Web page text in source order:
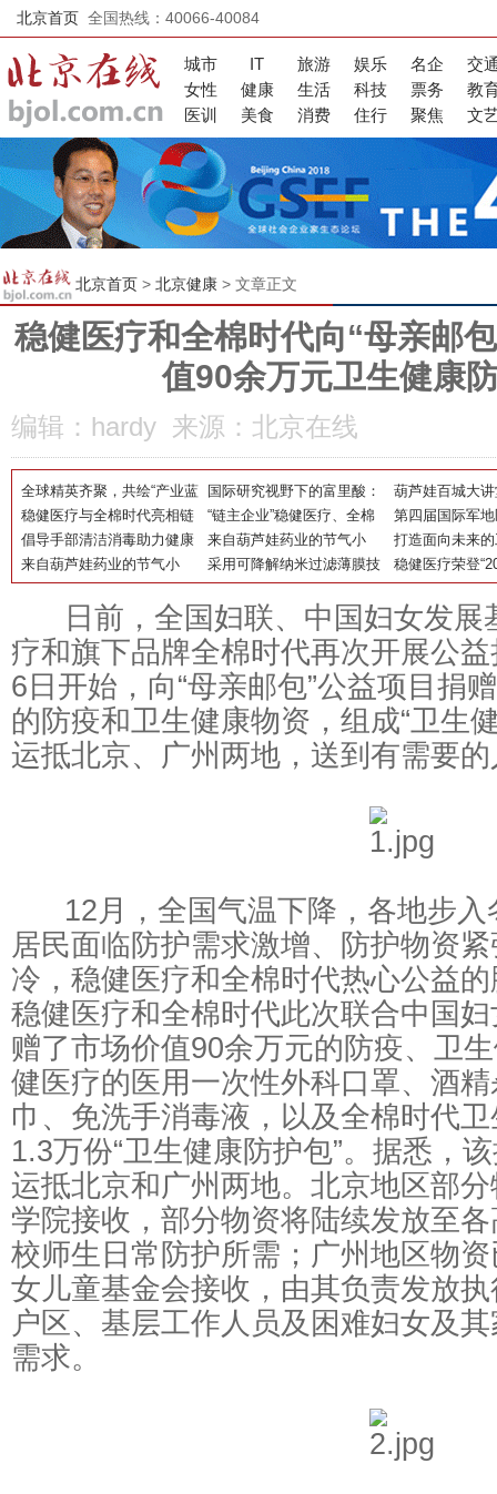
北京首页 全国热线：40066-40084
城市 IT 旅游 娱乐 名企
交
女性
健康 生活 科技 票务
教
医训
美食 消费 住行 聚焦 文
北京首页> 北京健康> 文章正文
稳健医疗和全棉时代向“母亲邮
值90余万元卫生健康
编辑：hardy 来源：北京在线
全球精英齐聚，共绘“产业蓝
海·新智康养·药膳出海”新蓝
图
国际研究视野下的富里酸：
从细胞代谢到免疫调节的多
重潜力
葫芦娃百城大
站：支原体肺
儿童科学用药
稳健医疗与全棉时代亮相链
博会 李建全：打造健康生
活“共赢链”
“链主企业”稳健医疗、全棉
时代亮相首届链博会 引领以
棉为核心的健康生活链
第四届国际军
新大会将于10
倡导手部清洁消毒助力健康
生活 稳健医疗发起“55护手
节”
来自葫芦娃药业的节气小
TIPS之——巧用连翘，一起
做冬至养生的“饺饺”者
打造面向未来
（桂林）乳胶
能
来自葫芦娃药业的节气小
TIPS之——立冬过后，建议
把自己“藏”起来
采用可降解纳米过滤薄膜技
术，稳健医疗生物降解口罩
上市
稳健医疗荣登
业品牌榜”并获“
日前，全国妇联、中国妇女发展
疗和旗下品牌全棉时代再次开展公
6日开始，向“母亲邮包”公益项目捐
的防疫和卫生健康物资，组成“卫生
运抵北京、广州两地，送到有需要
12月，全国气温下降，各地步入
居民面临防护需求激增、防护物资
冷，稳健医疗和全棉时代热心公益
稳健医疗和全棉时代此次联合中国
赠了市场价值90余万元的防疫、卫
健医疗的医用一次性外科口罩、酒
巾、免洗手消毒液，以及全棉时代
1.3万份“卫生健康防护包”。据悉，
运抵北京和广州两地。北京地区部
学院接收，部分物资将陆续发放至
校师生日常防护所需；广州地区物
女儿童基金会接收，由其负责发放
户区、基层工作人员及困难妇女及
需求。